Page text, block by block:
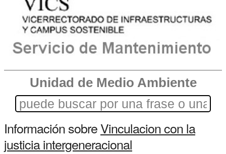
Unidad de Medio Ambiente
Información sobreVinculacion con la
justicia intergeneracional